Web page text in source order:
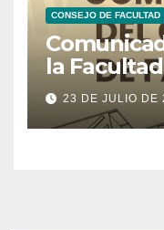
CONSEJO DE FACULTAD
la
23 DE JULIO DE